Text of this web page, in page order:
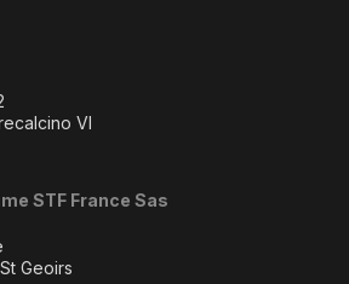
VI
STF France Sas
Geoirs